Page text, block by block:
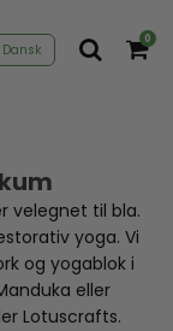
Dansk
0
velegnet til bla.
yoga. Vi
og yogablok i
eller
Lotuscrafts.